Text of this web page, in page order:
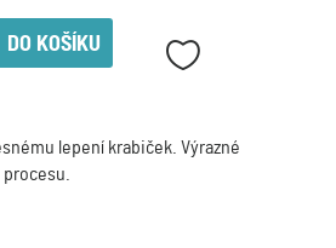
lepení krabiček. Výrazné